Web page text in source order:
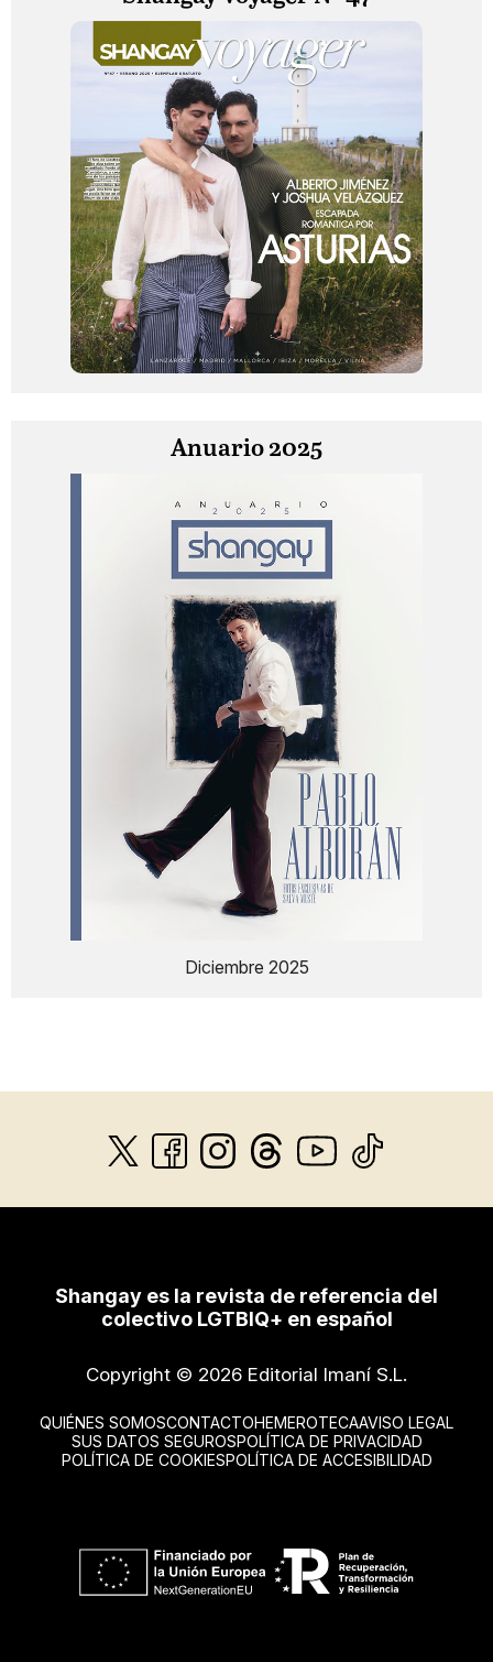
Anuario 2025
Diciembre 2025
Shangay es la revista de referencia del
colectivo LGTBIQ+ en español
Copyright © 2026 Editorial Imaní S.L.
QUIÉNES SOMOSCONTACTOHEMEROTECAAVISO LEGAL
SUS DATOS SEGUROSPOLÍTICA DE PRIVACIDAD
POLÍTICA DE COOKIESPOLÍTICA DE ACCESIBILIDAD